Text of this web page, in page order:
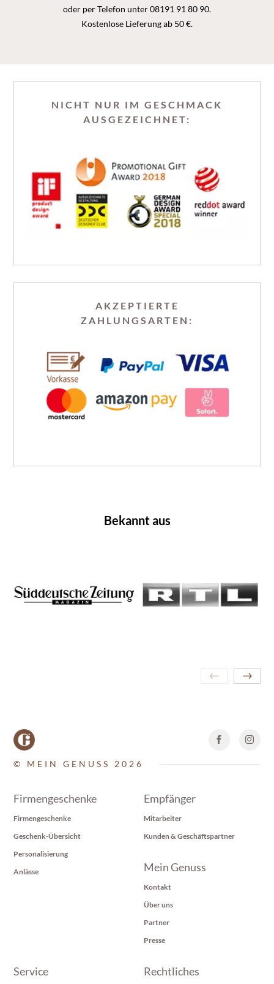
oder per Telefon unter 08191 91 80 90.
Kostenlose Lieferung ab 50 €.
NICHT NUR IM GESCHMACK
AUSGEZEICHNET:
AKZEPTIERTE
ZAHLUNGSARTEN:
Bekannt aus
© MEIN GENUSS 2026
Firmengeschenke
Firmengeschenke
Geschenk-Übersicht
Personalisierung
Anlässe
Empfänger
Mitarbeiter
Kunden & Geschäftspartner
Mein Genuss
Kontakt
Über uns
Partner
Presse
Service Rechtliches